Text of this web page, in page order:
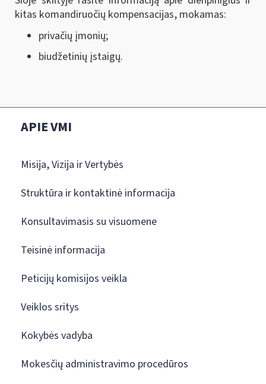
kitas komandiruočių kompensacijas, mokamas:
privačių įmonių;
biudžetinių įstaigų.
APIE VMI
Misija, Vizija ir Vertybės
Struktūra ir kontaktinė informacija
Konsultavimasis su visuomene
Teisinė informacija
Peticijų komisijos veikla
Veiklos sritys
Kokybės vadyba
Mokesčių administravimo procedūros